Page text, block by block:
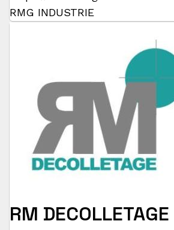
RMG INDUSTRIE
RM DECOLLETAGE